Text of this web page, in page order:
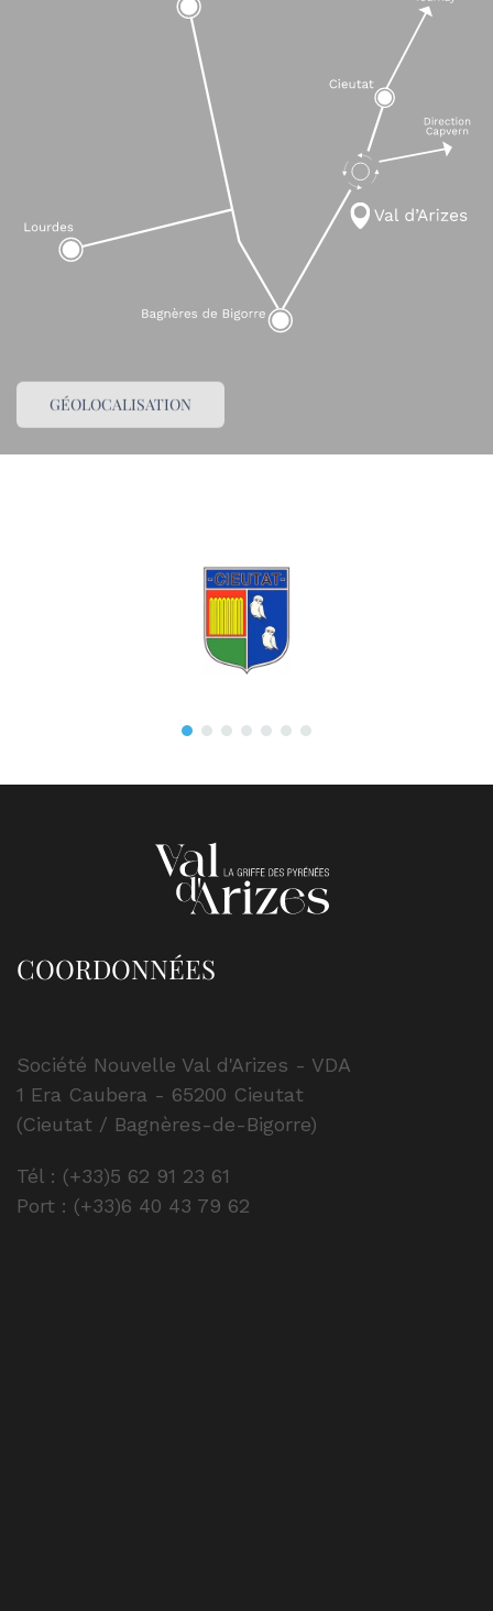
GÉOLOCALISATION
COORDONNÉES
1 Era Caubera - 65200 Cieutat
(Cieutat / Bagnères-de-Bigorre)
Tél : (+33)5 62 91 23 61
Port : (+33)6 40 43 79 62